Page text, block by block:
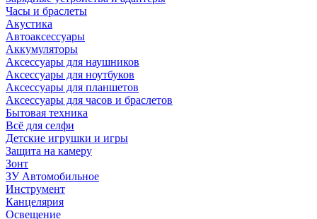
Часы и браслеты
Акустика
Автоаксессуары
Аккумуляторы
Аксессуары для наушников
Аксессуары для ноутбуков
Аксессуары для планшетов
Аксессуары для часов и браслетов
Бытовая техника
Всё для селфи
Детские игрушки и игры
Защита на камеру
Зонт
ЗУ Автомобильное
Инструмент
Канцелярия
Освещение